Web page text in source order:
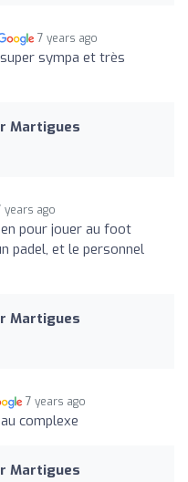
7 years ago
sympa et très
Martigues
years ago
pour jouer au foot
padel, et le personnel
Martigues
7 years ago
complexe
Martigues